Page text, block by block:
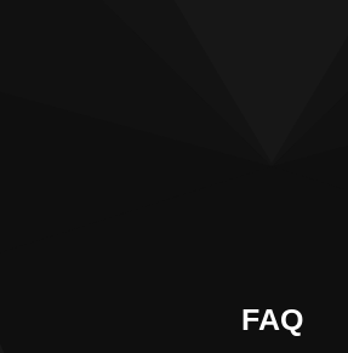
FAQ